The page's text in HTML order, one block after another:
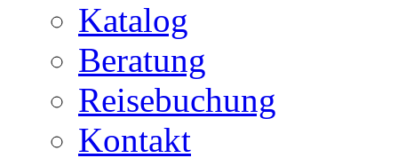
Katalog
Beratung
Reisebuchung
Kontakt